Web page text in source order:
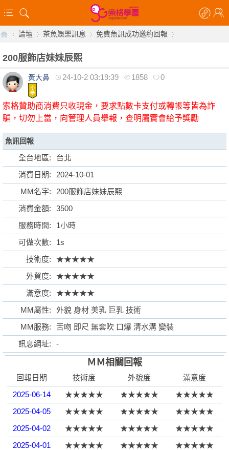
【
格
»
論壇
›
茶魚娛樂訊息
›
免費魚訊成功邀約回報
200服飾店妹妹辰熙
黃大鼻 24-10-2 03:19:39 1858 0
索格贊助商消費只收現金，要求點數卡支付或轉帳等皆為詐
騙，切勿上當，向管理人員舉報，查明屬實會給予獎勵
魚訊回報
全台地區:
台北
消費日期:
2024-10-01
MM名字:
200服飾店妹妹辰熙
消費金額:
3500
服務時間:
1小時
可做次數:
1s
技術度:
★★★★★
外貿度:
★★★★★
滿意度:
★★★★★
MM屬性:
外貌 身材 美乳 巨乳 技術
MM服務:
舌吻 即尺 無套吹 口爆 清水溝 變裝
訊息網址:
-
ＭＭ相關回報
回報日期 技術度 外貌度
滿意度
2025-06-14
★★★★★ ★★★★★
★★★★★
2025-04-05
★★★★★ ★★★★★
★★★★★
2025-04-02
★★★★★ ★★★★★
★★★★★
2025-04-01
★★★★★ ★★★★★
★★★★★